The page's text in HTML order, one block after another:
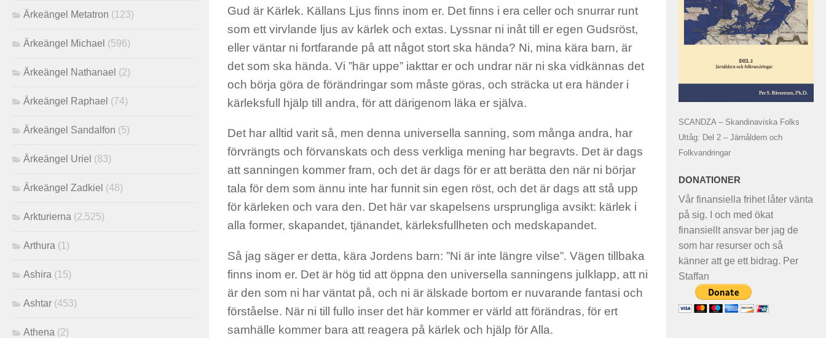
Gud är Kärlek. Källans Ljus finns inom er. Det finns i era celler och snurrar runt
som ett virvlande ljus av kärlek och extas. Lyssnar ni inåt till er egen Gudsröst,
eller väntar ni fortfarande på att något stort ska hända? Ni, mina kära barn, är
det som ska hända. Vi ”här uppe” iakttar er och undrar när ni ska vidkännas det
och börja göra de förändringar som måste göras, och sträcka ut era händer i
kärleksfull hjälp till andra, för att därigenom läka er själva.
Det har alltid varit så, men denna universella sanning, som många andra, har
förvrängts och förvanskats och dess verkliga mening har begravts. Det är dags
att sanningen kommer fram, och det är dags för er att berätta den när ni börjar
tala för dem som ännu inte har funnit sin egen röst, och det är dags att stå upp
för kärleken och vara den. Det här var skapelsens ursprungliga avsikt: kärlek i
alla former, skapandet, tjänandet, kärleksfullheten och medskapandet.
Så jag säger er detta, kära Jordens barn: ”Ni är inte längre vilse”. Vägen tillbaka
finns inom er. Det är hög tid att öppna den universella sanningens julklapp, att ni
är den som ni har väntat på, och ni är älskade bortom er nuvarande fantasi och
förståelse. När ni till fullo inser det här kommer er värld att förändras, för ert
samhälle kommer bara att reagera på kärlek och hjälp för Alla.
Ärkeängel Metatron (123)
Ärkeängel Michael (596)
Ärkeängel Nathanael (2)
Ärkeängel Raphael (74)
Ärkeängel Sandalfon (5)
Ärkeängel Uriel (83)
Ärkeängel Zadkiel (48)
Arkturierna (2,525)
Arthura (1)
Ashira (15)
Ashtar (453)
Athena (2)
SCANDZA – Skandinaviska Folks
Uttåg: Del 2 – Järnåldern och
Folkvandringar
DONATIONER
Vår finansiella frihet låter vänta
på sig. I och med ökat
finansiellt ansvar ber jag de
som har resurser och så
känner att ge ett bidrag. Per
Staffan